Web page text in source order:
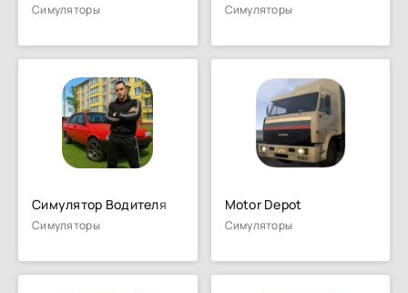
Симуляторы Симуляторы
Симулятор Водителя
Симуляторы
Motor Depot
Симуляторы